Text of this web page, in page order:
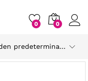
0 0
Orden predeterminado